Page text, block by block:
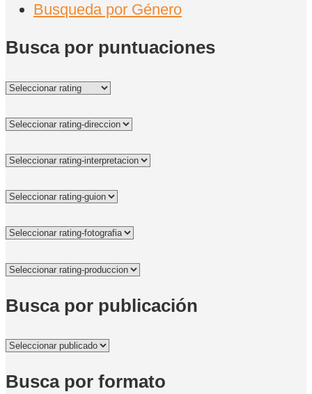
Busqueda por Género
Busca por puntuaciones
Busca por publicación
Busca por formato